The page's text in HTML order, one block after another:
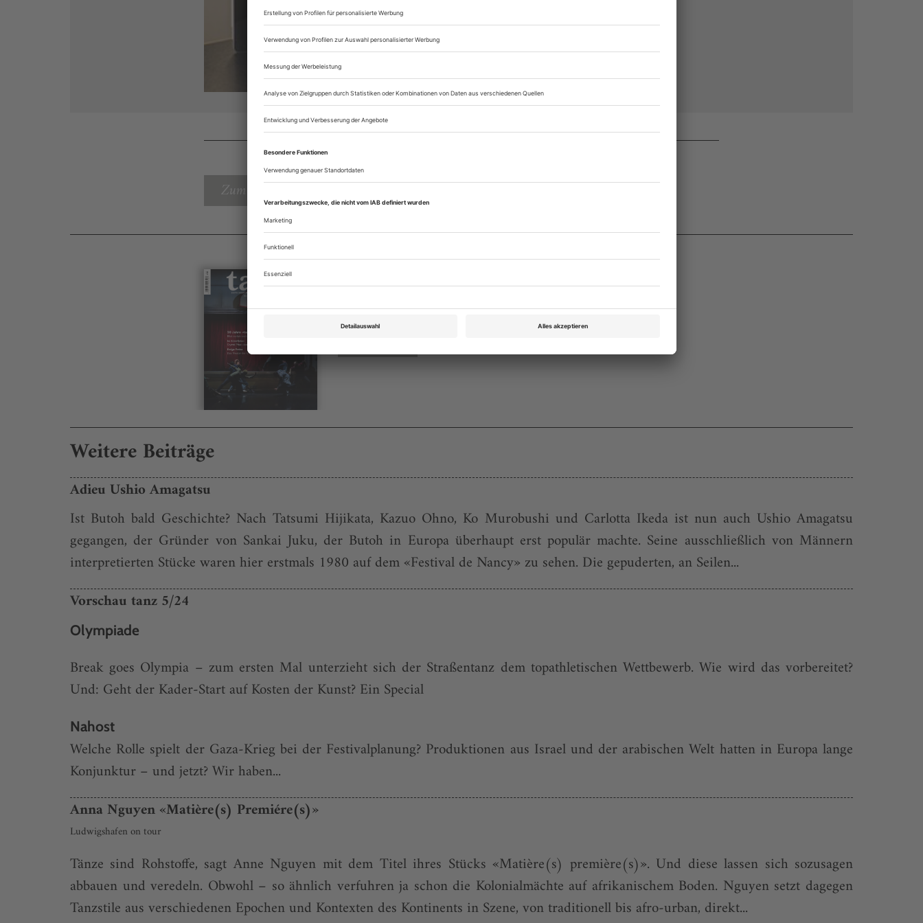
Zum Inhaltsverzeichnis
Rubrik: Medien, Seite 78
von
Weitere Beiträge
Adieu Ushio Amagatsu
Ist Butoh bald Geschichte? Nach Tatsumi Hijikata, Kazuo Ohno, Ko Murobushi und Carlotta Ikeda ist nun auch Ushio Amagatsu
gegangen, der Gründer von Sankai Juku, der Butoh in Europa überhaupt erst populär machte. Seine ausschließlich von Männern
interpretierten Stücke waren hier erstmals 1980 auf dem «Festival de Nancy» zu sehen. Die gepuderten, an Seilen...
Vorschau tanz 5/24
Olympiade
Break goes Olympia – zum ersten Mal unterzieht sich der Straßentanz dem topathletischen Wettbewerb. Wie wird das vorbereitet?
Und: Geht der Kader-Start auf Kosten der Kunst? Ein Special
Nahost
Welche Rolle spielt der Gaza-Krieg bei der Festivalplanung? Produktionen aus Israel und der arabischen Welt hatten in Europa lange
Konjunktur – und jetzt? Wir haben...
Anna Nguyen «Matière(s) Premiére(s)»
Ludwigshafen on tour
Tänze sind Rohstoffe, sagt Anne Nguyen mit dem Titel ihres Stücks «Matière(s) première(s)». Und diese lassen sich sozusagen
abbauen und veredeln. Obwohl – so ähnlich verfuhren ja schon die Kolonialmächte auf afrikanischem Boden. Nguyen setzt dagegen
Tanzstile aus verschiedenen Epochen und Kontexten des Kontinents in Szene, von traditionell bis afro-urban, direkt...